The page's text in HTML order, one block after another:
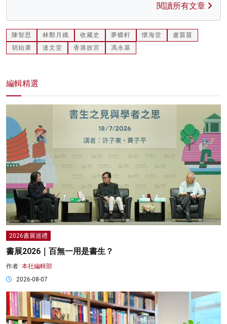
閱讀所有文章
陳智思 林鄭月娥 收藏史 夢蝶軒 懷海堂
盧茵茵
胡始康
達文堂 香港故宮 馮永基
編輯精選
2026書展巡禮
書展2026｜百無一用是書生？
作者: 本社編輯部
2026-08-07